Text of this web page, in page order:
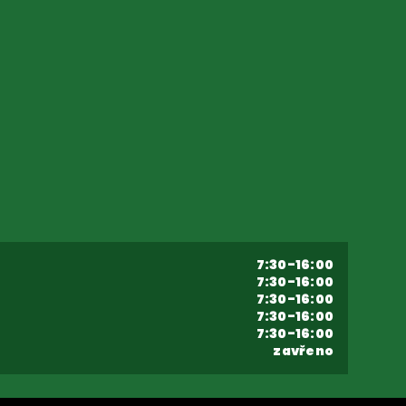
7:30-16:00
7:30-16:00
7:30-16:00
7:30-16:00
7:30-16:00
zavřeno